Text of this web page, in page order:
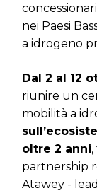
nei Paesi
a idrogeno
Dal 2 al 12
riunire un
mobilità a
oltre 2 anni
partnership
Atawey -